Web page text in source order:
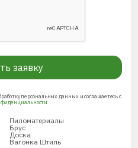
заявку
персональных данных и соглашаетесь с
Пиломатериалы
Брус
Доска
Вагонка Штиль